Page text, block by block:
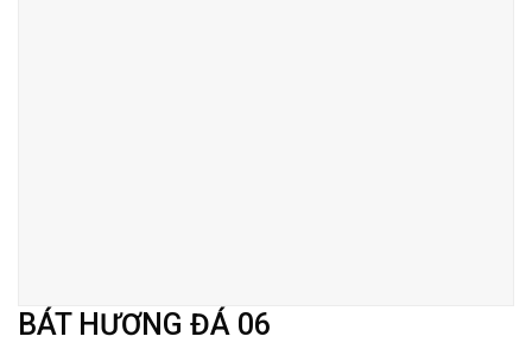
BÁT HƯƠNG ĐÁ 06